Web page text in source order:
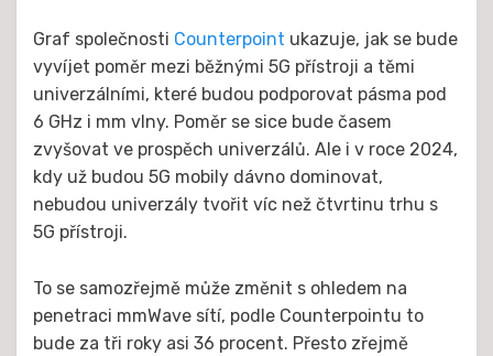
Graf společnosti Counterpoint ukazuje, jak se bude
vyvíjet poměr mezi běžnými 5G přístroji a těmi
univerzálními, které budou podporovat pásma pod
6 GHz i mm vlny. Poměr se sice bude časem
zvyšovat ve prospěch univerzálů. Ale i v roce 2024,
kdy už budou 5G mobily dávno dominovat,
nebudou univerzály tvořit víc než čtvrtinu trhu s
5G přístroji.
To se samozřejmě může změnit s ohledem na
penetraci mmWave sítí, podle Counterpointu to
bude za tři roky asi 36 procent. Přesto zřejmě